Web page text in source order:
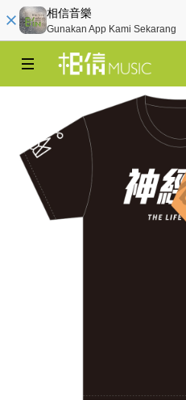
相信音樂
Gunakan App Kami Sekarang